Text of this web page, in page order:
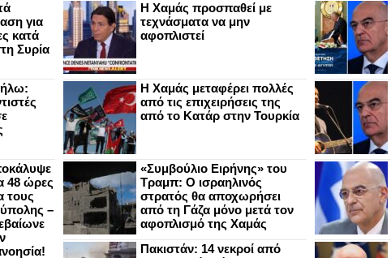
για
κατά
Συρία
48 ώρες
τους
–
Η Χαμάς προσπαθεί με
τεχνάσματα να μην
αφοπλιστεί
Η Χαμάς μεταφέρει πολλές
από τις επιχειρήσεις της
από το Κατάρ στην Τουρκία
«Συμβούλιο Ειρήνης» του
Τραμπ: Ο ισραηλινός
στρατός θα αποχωρήσει
από τη Γάζα μόνο μετά τον
αφοπλισμό της Χαμάς
Πακιστάν: 14 νεκροί από